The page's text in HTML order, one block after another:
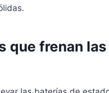
que frenan